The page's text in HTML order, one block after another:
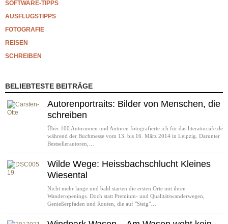
SOFTWARE-TIPPS
AUSFLUGSTIPPS
FOTOGRAFIE
REISEN
SCHREIBEN
BELIEBTESTE BEITRÄGE
Autorenportraits: Bilder von Menschen, die
schreiben
Über 100 Autorinnen und Autoren fotografierte ich für das literaturcafe.de
während der Buchmesse vom 13. bis 16. März 2014 in Leipzig. Darunter
Bestsellerautoren,…
Wilde Wege: Heissbachschlucht Kleines
Wiesental
Nicht mehr lange und bald starten die ersten Orte mit ihren
Wanderopenings. Doch statt Premium- und Qualitätswanderwegen,
Genießerpfaden und Routen, die auf "Steig"…